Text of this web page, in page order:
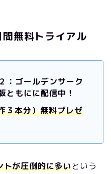
無料トライアル
：ゴールデンサーク
ともにに配信中！
３本分）無料プレゼ
トが圧倒的に多いという